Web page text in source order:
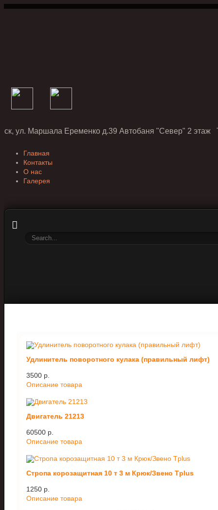
ул. Маршала Еременко д.39 Автобаня "Север" 2 этаж
Главная
Контакты
О нас
Галерея
Удлинитель поворотного кулака (правильный лифт)
3500 p.
Описание товара
Двигатель 21213
60500 p.
Описание товара
Стропа корозащитная 10 т 3 м Крюк/Звено Tplus
1250 p.
Описание товара